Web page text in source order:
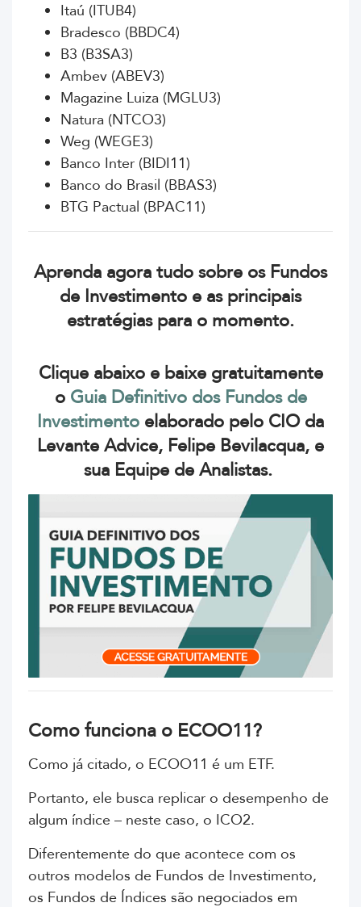
Itaú (ITUB4)
Bradesco (BBDC4)
B3 (B3SA3)
Ambev (ABEV3)
Magazine Luiza (MGLU3)
Natura (NTCO3)
Weg (WEGE3)
Banco Inter (BIDI11)
Banco do Brasil (BBAS3)
BTG Pactual (BPAC11)
Aprenda agora tudo sobre os Fundos
de Investimento e as principais
estratégias para o momento.
Clique abaixo e baixe gratuitamente
o Guia Definitivo dos Fundos de
Investimento elaborado pelo CIO da
Levante Advice, Felipe Bevilacqua, e
sua Equipe de Analistas.
Como funciona o ECOO11?
Como já citado, o ECOO11 é um ETF.
Portanto, ele busca replicar o desempenho de
algum índice – neste caso, o ICO2.
Diferentemente do que acontece com os
outros modelos de Fundos de Investimento,
os Fundos de Índices são negociados em